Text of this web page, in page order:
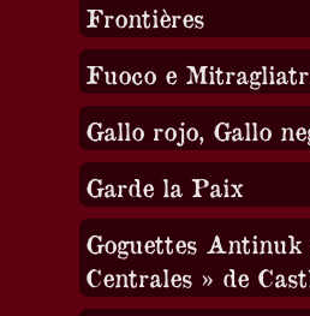
Frontières
Fuoco e
Gallo rojo, Gallo
Garde la Paix
Goguettes Antinuk
Centrales » de